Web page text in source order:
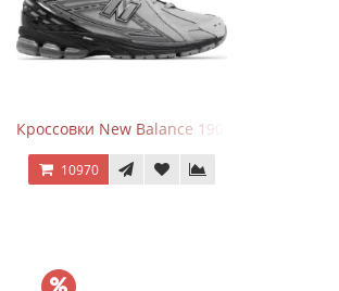
Кроссовки New Balance 1906R Brighton Grey
10970